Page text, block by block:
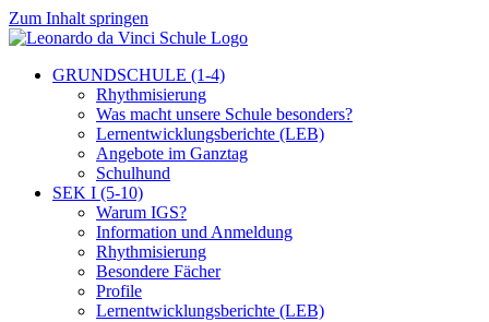
Zum Inhalt springen
GRUNDSCHULE (1-4)
Rhythmisierung
Was macht unsere Schule besonders?
Lernentwicklungsberichte (LEB)
Angebote im Ganztag
Schulhund
SEK I (5-10)
Warum IGS?
Information und Anmeldung
Rhythmisierung
Besondere Fächer
Profile
Lernentwicklungsberichte (LEB)